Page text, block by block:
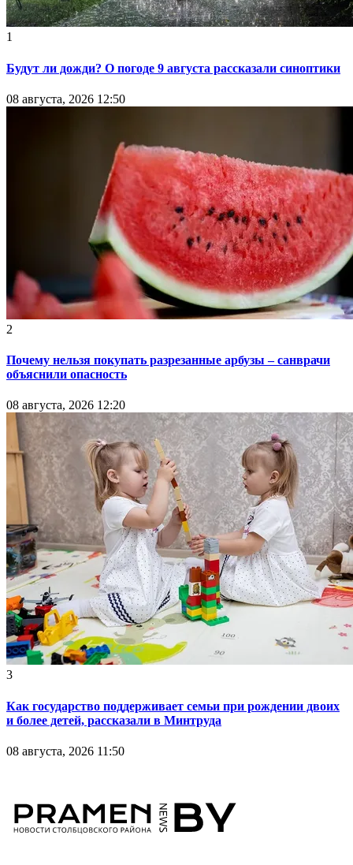
1
Будут ли дожди? О погоде 9 августа рассказали синоптики
08 августа, 2026 12:50
2
Почему нельзя покупать разрезанные арбузы – санврачи
объяснили опасность
08 августа, 2026 12:20
3
Как государство поддерживает семьи при рождении двоих
и более детей, рассказали в Минтруда
08 августа, 2026 11:50